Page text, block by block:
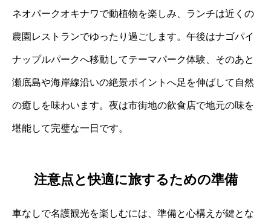
ネオパークオキナワで動植物を楽しみ、ランチは近くの
農園レストランでゆったり過ごします。午後はナゴパイ
ナップルパークへ移動してテーマパーク体験、そのあと
瀬底島や海岸線沿いの絶景ポイントへ足を伸ばして自然
の癒しを味わいます。夜は市街地の飲食店で地元の味を
堪能して完璧な一日です。
注意点と快適に旅するための準備
車なしで名護観光を楽しむには、準備と心構えが鍵とな